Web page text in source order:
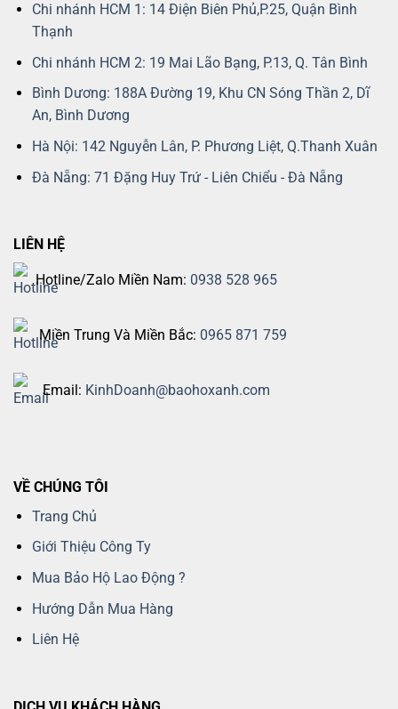
Chi nhánh HCM 1: 14 Điện Biên Phủ,P.25, Quận Bình
Thạnh
Chi nhánh HCM 2: 19 Mai Lão Bạng, P.13, Q. Tân Bình
Bình Dương: 188A Đường 19, Khu CN Sóng Thần 2, Dĩ
An, Bình Dương
Hà Nội: 142 Nguyễn Lân, P. Phương Liệt, Q.Thanh Xuân
Đà Nẵng: 71 Đặng Huy Trứ - Liên Chiểu - Đà Nẵng
LIÊN HỆ
Hotline/Zalo Miền Nam: 0938 528 965
Miền Trung Và Miền Bắc: 0965 871 759
Email: KinhDoanh@baohoxanh.com
VỀ CHÚNG TÔI
Trang Chủ
Giới Thiệu Công Ty
Mua Bảo Hộ Lao Động ?
Hướng Dẫn Mua Hàng
Liên Hệ